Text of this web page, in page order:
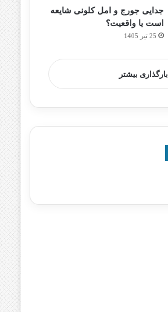
جدایی جورج و امل کلونی شایعه
است یا واقعیت؟
25 تیر 1405
بارگذاری بیشتر